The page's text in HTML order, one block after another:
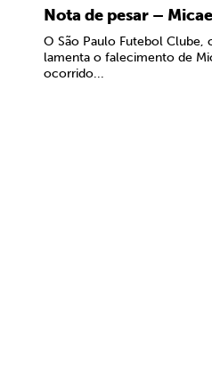
Nota de pesar –
O São Paulo Futebol Clube,
lamenta o falecimento de
ocorrido...